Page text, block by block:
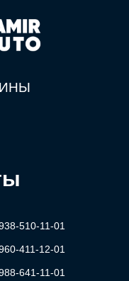
510-11-01
411-12-01
641-11-01